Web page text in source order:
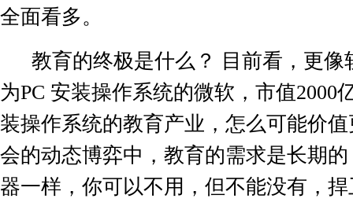
全面看多。
教育的终极是什么？ 目前看，更像
为PC 安装操作系统的微软，市值2000
装操作系统的教育产业，怎么可能价
会的动态博弈中，教育的需求是长期
器一样，你可以不用，但不能没有，